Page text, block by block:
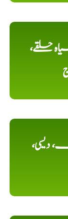
حلقے،
دیسی،